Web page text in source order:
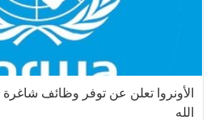
الأونروا تعلن عن توفر وظائف
الله